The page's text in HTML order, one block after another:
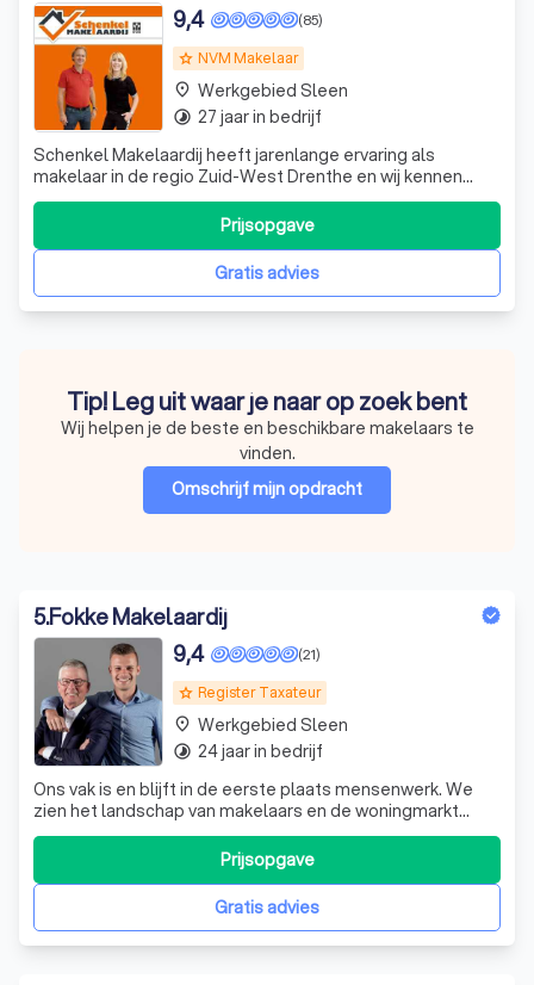
grade NVM Makelaar
(85)
9,4
Schenkel Makelaardij heeft jarenlange ervaring als
makelaar in de regio Zuid-West Drenthe en wij kennen
Hoogeveen en omgeving als geen ander. De regio Zuid-
West Drenthe is het gebied waar wij ons het meest thuis
voelen, waar we zelf wonen, werken en leven. Hier hebben
wij in onze advisering iedere d
Gratis advies
Prijsopgave
place Werkgebied Sleen
timelapse 27 jaar in bedrijf
Tip! Leg uit waar je naar op zoek bent
Wij helpen je de beste en beschikbare makelaars te
vinden.
Omschrijf mijn opdracht
5.Fokke Makelaardij
grade Register Taxateur
(21)
9,4
Ons vak is en blijft in de eerste plaats mensenwerk. We
zien het landschap van makelaars en de woningmarkt
veranderen en kiezen daarin bewust onze eigen richting.
We hebben onze processen digitaal gestroomlijnd. Zo
blijft er meer tijd en ruimte voor wat we het belangrijkst
vinden: jouw wensen in kaaGratis advies
Prijsopgave
place Werkgebied Sleen
timelapse 24 jaar in bedrijf